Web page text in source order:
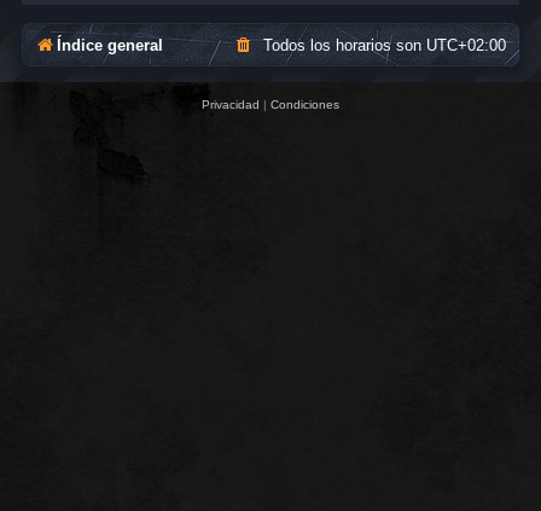
Índice general Todos los horarios sonUTC+02:00
Privacidad | Condiciones